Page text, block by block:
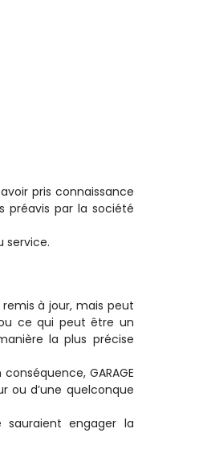
pris connaissance
préavis par la société
service.
à jour, mais peut
ce qui peut être un
la plus précise
GARAGE
ou d’une quelconque
engager la